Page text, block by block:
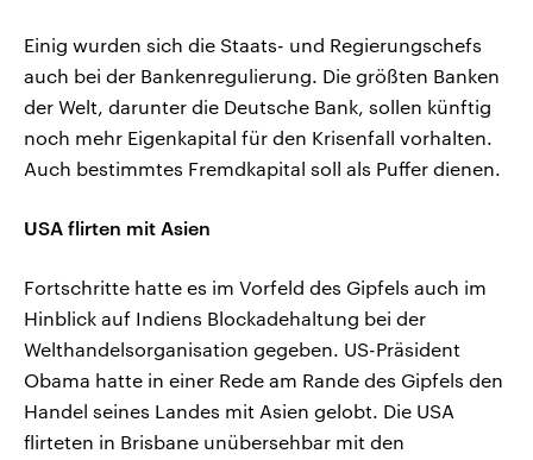
Einig wurden sich die Staats- und Regierungschefs
auch bei der Bankenregulierung. Die größten Banken
der Welt, darunter die Deutsche Bank, sollen künftig
noch mehr Eigenkapital für den Krisenfall vorhalten.
Auch bestimmtes Fremdkapital soll als Puffer dienen.
USA flirten mit Asien
Fortschritte hatte es im Vorfeld des Gipfels auch im
Hinblick auf Indiens Blockadehaltung bei der
Welthandelsorganisation gegeben. US-Präsident
Obama hatte in einer Rede am Rande des Gipfels den
Handel seines Landes mit Asien gelobt. Die USA
flirteten in Brisbane unübersehbar mit den